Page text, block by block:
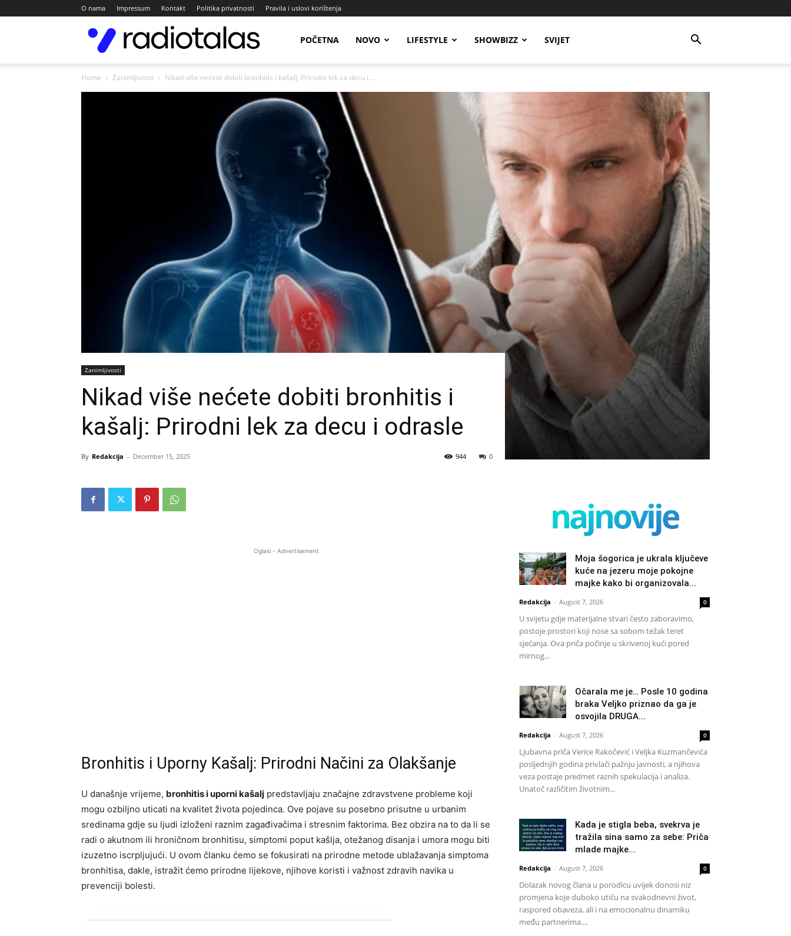
O nama Impressum Kontakt Politika privatnosti Pravila i uslovi korištenja
POČETNA NOVO LIFESTYLE SHOWBIZZ SVIJET
Home Zanimljivosti Nikad više nećete dobiti bronhitis i kašalj: Prirodni lek za decu i...
Zanimljivosti
Nikad više nećete dobiti bronhitis i
kašalj: Prirodni lek za decu i odrasle
By Redakcija - December 15, 2025 0
944
Oglasi - Advertisement
Bronhitis i Uporny Kašalj: Prirodni Načini za Olakšanje
U današnje vrijeme, bronhitis i uporni kašalj predstavljaju značajne zdravstvene probleme koji
mogu ozbiljno uticati na kvalitet života pojedinca. Ove pojave su posebno prisutne u urbanim
sredinama gdje su ljudi izloženi raznim zagađivačima i stresnim faktorima. Bez obzira na to da li se
radi o akutnom ili hroničnom bronhitisu, simptomi poput kašlja, otežanog disanja i umora mogu biti
izuzetno iscrpljujući. U ovom članku ćemo se fokusirati na prirodne metode ublažavanja simptoma
bronhitisa, dakle, istražit ćemo prirodne lijekove, njihove koristi i važnost zdravih navika u
prevenciji bolesti.
najnovije
Moja šogorica je ukrala ključeve
kuće na jezeru moje pokojne
majke kako bi organizovala...
Redakcija - August 7, 2026 0
U svijetu gdje materijalne stvari često zaboravimo,
postoje prostori koji nose sa sobom težak teret
sjećanja. Ova priča počinje u skrivenoj kući pored
mirnog...
Očarala me je… Posle 10 godina
braka Veljko priznao da ga je
osvojila DRUGA...
Redakcija - August 7, 2026 0
Ljubavna priča Verice Rakočević i Veljka Kuzmančevića
posljednjih godina privlači pažnju javnosti, a njihova
veza postaje predmet raznih spekulacija i analiza.
Unatoč različitim životnim...
Kada je stigla beba, svekrva je
tražila sina samo za sebe: Priča
mlade majke...
Redakcija - August 7, 2026 0
Dolazak novog člana u porodicu uvijek donosi niz
promjena koje duboko utiču na svakodnevni život,
raspored obaveza, ali i na emocionalnu dinamiku
među partnerima....